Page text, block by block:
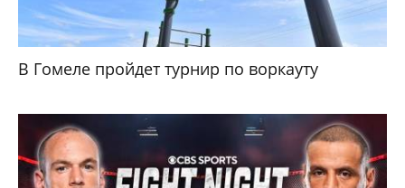
В Гомеле пройдет турнир по воркауту